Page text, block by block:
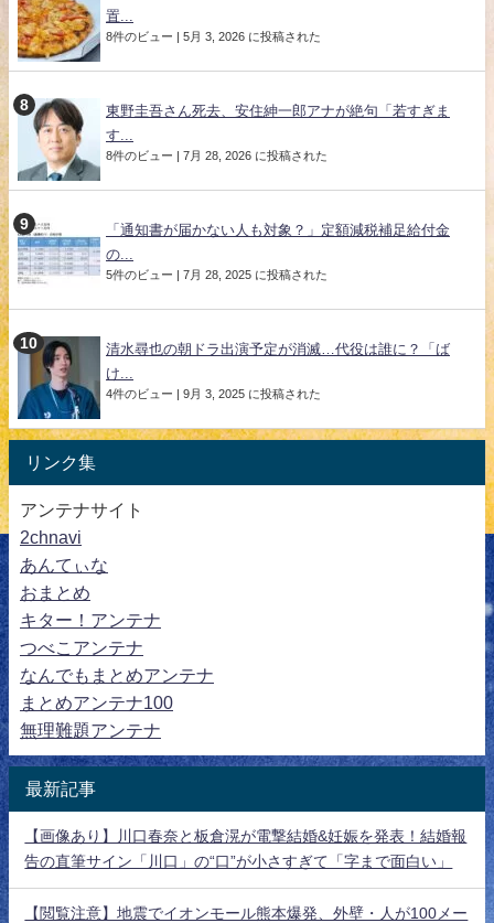
置...
8件のビュー | 5月 3, 2026 に投稿された
東野圭吾さん死去、安住紳一郎アナが絶句「若すぎま
す...
8件のビュー | 7月 28, 2026 に投稿された
「通知書が届かない人も対象？」定額減税補足給付金
の...
5件のビュー | 7月 28, 2025 に投稿された
清水尋也の朝ドラ出演予定が消滅…代役は誰に？「ば
け...
4件のビュー | 9月 3, 2025 に投稿された
リンク集
アンテナサイト
2chnavi
あんてぃな
おまとめ
キター！アンテナ
つべこアンテナ
なんでもまとめアンテナ
まとめアンテナ100
無理難題アンテナ
最新記事
【画像あり】川口春奈と板倉滉が電撃結婚&妊娠を発表！結婚報
告の直筆サイン「川口」の“口”が小さすぎて「字まで面白い」
【閲覧注意】地震でイオンモール熊本爆発、外壁・人が100メー